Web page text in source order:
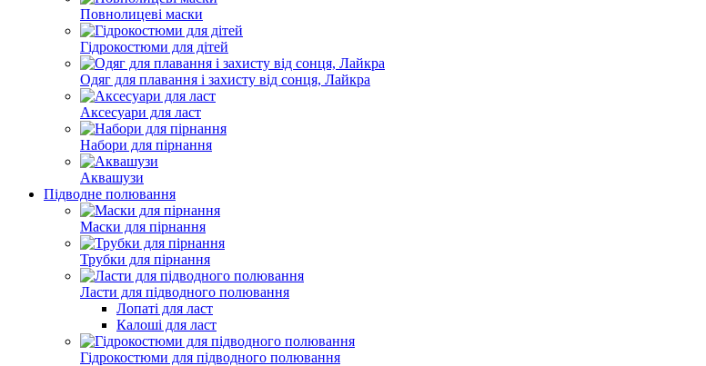
Повнолицеві маски
Гідрокостюми для дітей
Одяг для плавання і захисту від сонця, Лайкра
Аксесуари для ласт
Набори для пірнання
Аквашузи
Підводне полювання
Маски для пірнання
Трубки для пірнання
Ласти для підводного полювання
Лопаті для ласт
Калоші для ласт
Гідрокостюми для підводного полювання